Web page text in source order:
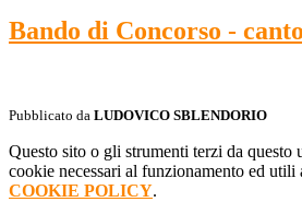
Bando di Concorso -
Pubblicato da LUDOVICO SBLENDORIO
Questo sito o gli strumenti terzi da
cookie necessari al funzionamento ed
COOKIE POLICY.